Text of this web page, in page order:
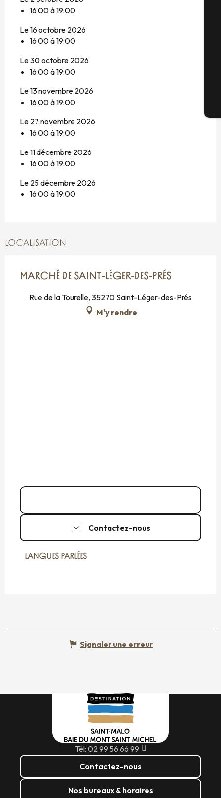
16:00 à 19:00
Le 16 octobre 2026
16:00 à 19:00
Le 30 octobre 2026
16:00 à 19:00
Le 13 novembre 2026
16:00 à 19:00
Le 27 novembre 2026
16:00 à 19:00
Le 11 décembre 2026
16:00 à 19:00
Le 25 décembre 2026
16:00 à 19:00
LOCALISATION
MARCHÉ DE SAINT-LÉGER-DES-PRÉS
Rue de la Tourelle, 35270 Saint-Léger-des-Prés
M'y rendre
Contactez-nous
LANGUES PARLÉES
LANGUES PARLÉES
Signaler une erreur
Tél: 02 99 56 66 99
Contactez-nous
Nos bureaux & horaires